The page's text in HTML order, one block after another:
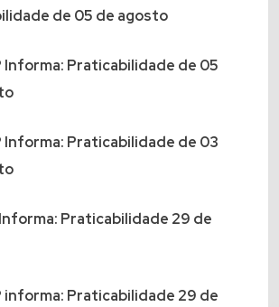
de 05 de agosto
Informa: Praticabilidade de 05
Informa: Praticabilidade de 03
Praticabilidade 29 de
informa: Praticabilidade 29 de